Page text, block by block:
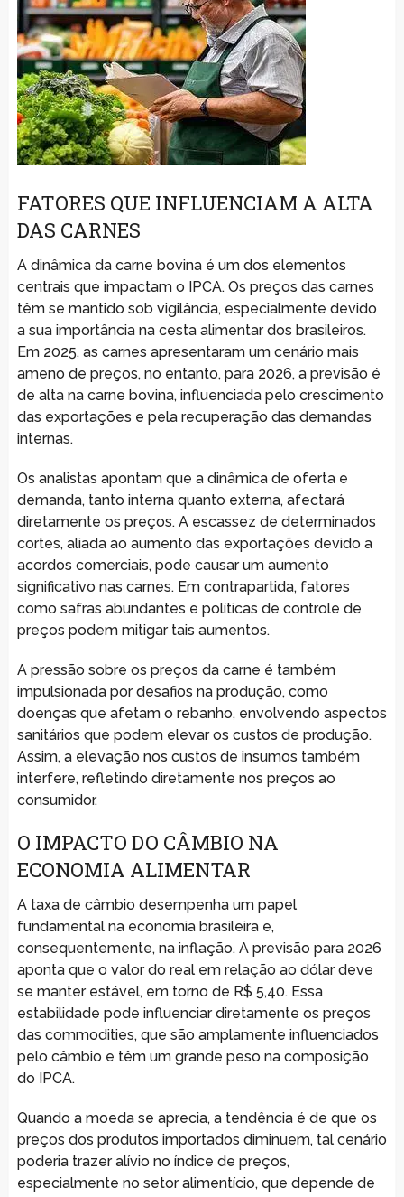
FATORES QUE INFLUENCIAM A ALTA
DAS CARNES
A dinâmica da carne bovina é um dos elementos
centrais que impactam o IPCA. Os preços das carnes
têm se mantido sob vigilância, especialmente devido
a sua importância na cesta alimentar dos brasileiros.
Em 2025, as carnes apresentaram um cenário mais
ameno de preços, no entanto, para 2026, a previsão é
de alta na carne bovina, influenciada pelo crescimento
das exportações e pela recuperação das demandas
internas.
Os analistas apontam que a dinâmica de oferta e
demanda, tanto interna quanto externa, afectará
diretamente os preços. A escassez de determinados
cortes, aliada ao aumento das exportações devido a
acordos comerciais, pode causar um aumento
significativo nas carnes. Em contrapartida, fatores
como safras abundantes e políticas de controle de
preços podem mitigar tais aumentos.
A pressão sobre os preços da carne é também
impulsionada por desafios na produção, como
doenças que afetam o rebanho, envolvendo aspectos
sanitários que podem elevar os custos de produção.
Assim, a elevação nos custos de insumos também
interfere, refletindo diretamente nos preços ao
consumidor.
O IMPACTO DO CÂMBIO NA
ECONOMIA ALIMENTAR
A taxa de câmbio desempenha um papel
fundamental na economia brasileira e,
consequentemente, na inflação. A previsão para 2026
aponta que o valor do real em relação ao dólar deve
se manter estável, em torno de R$ 5,40. Essa
estabilidade pode influenciar diretamente os preços
das commodities, que são amplamente influenciados
pelo câmbio e têm um grande peso na composição
do IPCA.
Quando a moeda se aprecia, a tendência é de que os
preços dos produtos importados diminuem, tal cenário
poderia trazer alívio no índice de preços,
especialmente no setor alimentício, que depende de